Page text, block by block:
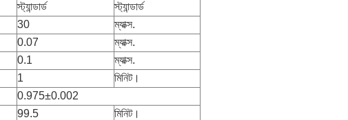
স্ট্যান্ডার্ড
স্ট্যান্ডার্ড
30
ম্যাক্স.
0.07
ম্যাক্স.
0.1
ম্যাক্স.
1
মিনিট।
0.975±0.002
99.5
মিনিট।